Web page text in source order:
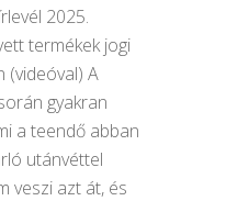
2025.
termékek jogi
(videóval) A
gyakran
a teendő abban
utánvéttel
veszi azt át, és